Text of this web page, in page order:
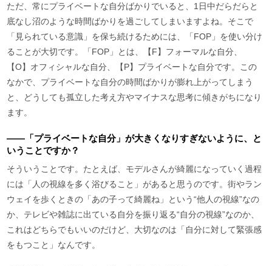
ただ、常にプライベートな自分ばかりでいると、1日中だらだらと
底なし沼のような時間ばかりを過ごしてしまいますよね。そこで
「見られている意識」を保ち続けるためには、「FOP」を使い分け
ることが大切です。「FOP」とは、【F】フォーマルな自分、
【O】オフィシャルな自分、【P】プライベートな自分です。この
なかで、プライベートな自分の時間ばかりが膨れ上がってしまう
と、どうしても孤立した考え方やマイナスな思考に傾きがちになり
ます。
――「プライベートな自分」が大きくなりすぎないように、と
いうことですか？
そういうことです。たとえば、モデルさんが綺麗になっていく過程
には「人の視線を多く浴びること」があると思うのです。街やラン
ウェイを歩くときの「あの子って綺麗ね」という“他人の視線”なの
か、テレビや雑誌に出ている自分を振り返る“自分の視線”なのか、
これはどちらでもいいのだけど、大切なのは「自分に対して緊張感
をもつこと」なんです。